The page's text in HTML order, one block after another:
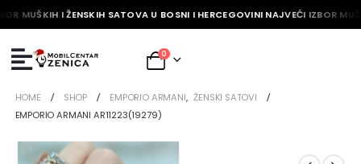
MUŠKIH I ŽENSKIH SATOVA U BOSNI I HERCEGOVINI NAJVEĆI IZBOR
0
HOME SHOP EMPORIO ARMANI, ŽENSKI SATOVI
EMPORIO ARMANI AR11223(19279)